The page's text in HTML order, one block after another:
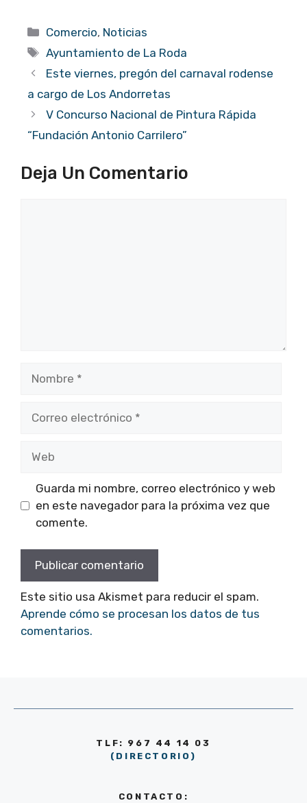
Categorías
Comercio, Noticias
Etiquetas
Ayuntamiento de La Roda
Este viernes, pregón del carnaval rodense
a cargo de Los Andorretas
V Concurso Nacional de Pintura Rápida
“Fundación Antonio Carrilero”
Deja Un Comentario
Guarda mi nombre, correo electrónico y web
en este navegador para la próxima vez que
comente.
Este sitio usa Akismet para reducir el spam.
Aprende cómo se procesan los datos de tus
comentarios.
TLF: 967 44 14 03
(DIRECTORIO)
CONTACTO: